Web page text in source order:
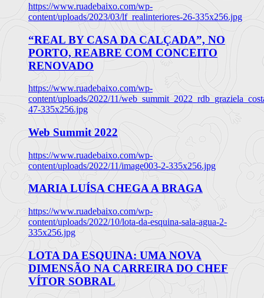
https://www.ruadebaixo.com/wp-
content/uploads/2023/03/lf_realinteriores-26-335x256.jpg
“REAL BY CASA DA CALÇADA”, NO
PORTO, REABRE COM CONCEITO
RENOVADO
https://www.ruadebaixo.com/wp-
content/uploads/2022/11/
47-335x256.jpg
Web Summit 2022
https://www.ruadebaixo.com/wp-
content/uploads/2022/11/image003-2-335x256.jpg
MARIA LUÍSA CHEGA A BRAGA
https://www.ruadebaixo.com/wp-
content/uploads/2022/10/lota-da-esquina-sala-agua-2-
335x256.jpg
LOTA DA ESQUINA: UMA NOVA
DIMENSÃO NA CARREIRA DO CHEF
VÍTOR SOBRAL